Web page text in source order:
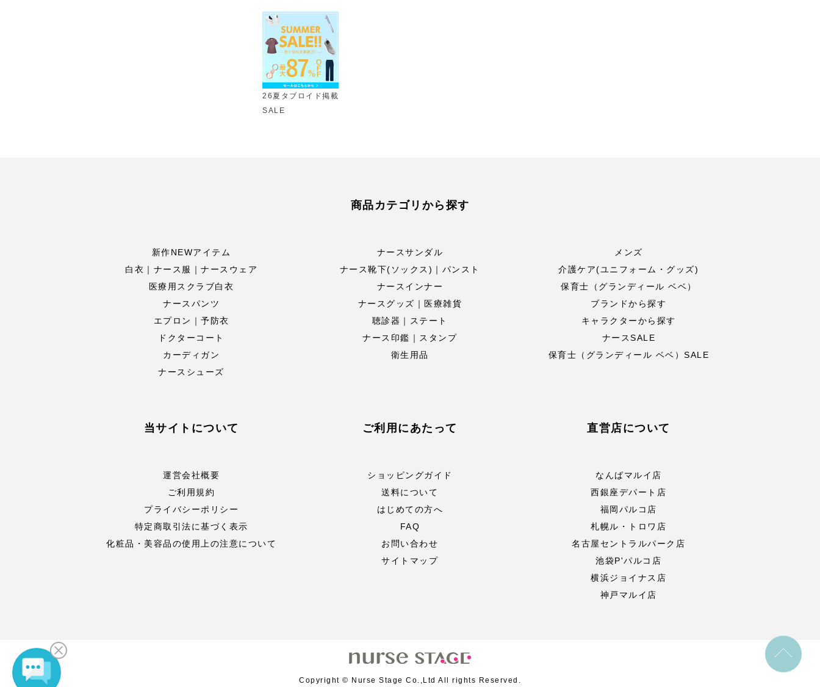
26夏タブロイド掲載
SALE
商品カテゴリから探す
新作NEWアイテム
白衣｜ナース服｜ナースウェア
医療用スクラブ白衣
ナースパンツ
エプロン｜予防衣
ドクターコート
カーディガン
ナースシューズ
ナースサンダル
ナース靴下(ソックス)｜パンスト
ナースインナー
ナースグッズ｜医療雑貨
聴診器｜ステート
ナース印鑑｜スタンプ
衛生用品
メンズ
介護ケア(ユニフォーム・グッズ)
保育士（グランディール ベベ）
ブランドから探す
キャラクターから探す
ナースSALE
保育士（グランディール ベベ）SALE
当サイトについて
運営会社概要
ご利用規約
プライバシーポリシー
特定商取引法に基づく表示
化粧品・美容品の使用上の注意について
ご利用にあたって
ショッピングガイド
送料について
はじめての方へ
FAQ
お問い合わせ
サイトマップ
直営店について
なんばマルイ店
西銀座デパート店
福岡パルコ店
札幌ル・トロワ店
名古屋セントラルパーク店
池袋P'パルコ店
横浜ジョイナス店
神戸マルイ店
Copyright © Nurse Stage Co.,Ltd All rights Reserved.